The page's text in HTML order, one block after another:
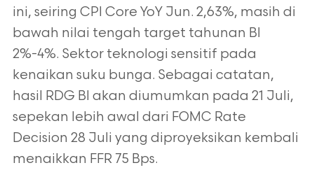
ini, seiring CPI Core YoY Jun. 2,63%, masih di
bawah nilai tengah target tahunan BI
2%-4%. Sektor teknologi sensitif pada
kenaikan suku bunga. Sebagai catatan,
hasil RDG BI akan diumumkan pada 21 Juli,
sepekan lebih awal dari FOMC Rate
Decision 28 Juli yang diproyeksikan kembali
menaikkan FFR 75 Bps.